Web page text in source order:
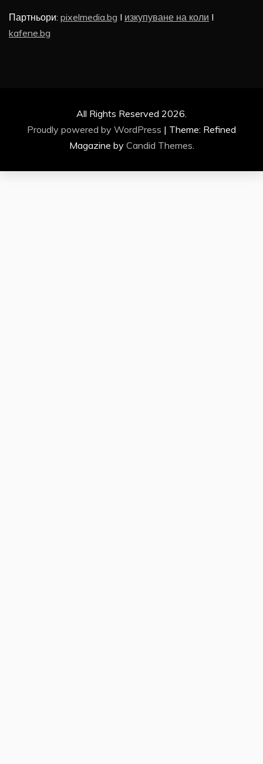
Партньори: pixelmedia.bg I изкупуване на коли I
kafene.bg
All Rights Reserved 2026.
Proudly powered by WordPress | Theme: Refined
Magazine by Candid Themes